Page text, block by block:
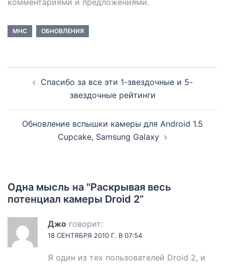
комментариями и предложениями.
MHC ОБНОВЛЕНИЯ
Спасибо за все эти 1-звездочные и 5-
звездочные рейтинги
Обновление вспышки камеры для Android 1.5
Cupcake, Samsung Galaxy
Одна мысль на "Раскрывая весь
потенциал камеры Droid 2”
Джо говорит:
18 СЕНТЯБРЯ 2010 Г. В 07:54
Я один из тех пользователей Droid 2, и